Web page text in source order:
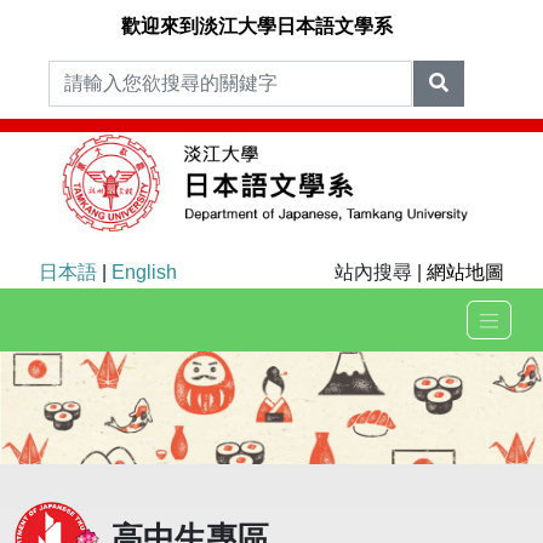
歡迎來到淡江大學日本語文學系
日本語 English 站內搜尋 | 網站地圖